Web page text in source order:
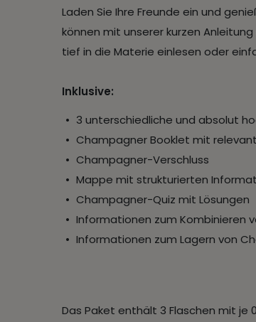
Laden Sie Ihre Freunde ein und
können mit unserer kurzen
tief in die Materie einlesen oder
Inklusive:
3 unterschiedliche und absolut
Champagner Booklet mit
Champagner-Verschluss
Mappe mit strukturierten
Champagner-Quiz mit Lösungen
Informationen zum Kombinieren
Informationen zum Lagern von
Das Paket enthält 3 Flaschen mit je